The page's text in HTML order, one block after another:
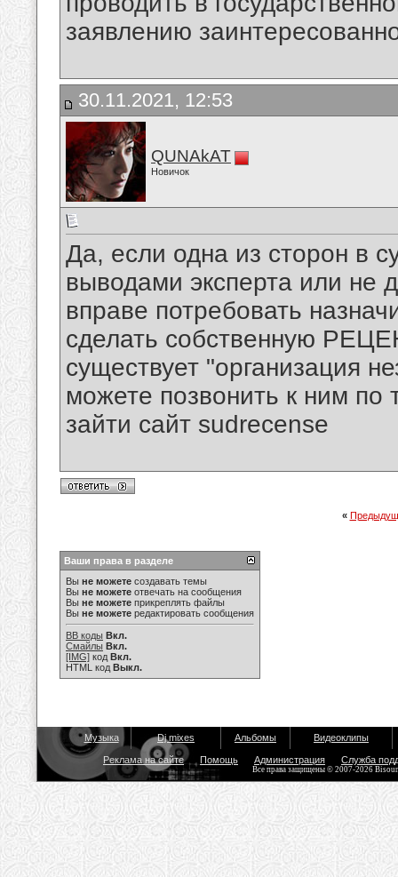
заявлению
30.11.2021, 12:53
QUNAkAT
Новичок
Да, если одна из сторон в
выводами эксперта или не
вправе потребовать
сделать собственную
существует "организация
можете позвонить к ним
зайти сайт sudrecense
«
Ваши права в разделе
Вы не можете создавать темы
Вы не можете отвечать на сообщения
Вы не можете прикреплять файлы
Вы не можете редактировать сообщения
BB коды Вкл.
Смайлы Вкл.
[IMG] код Вкл.
HTML код Выкл.
Музыка Dj mixes Альбомы Видеоклипы
Реклама на сайте Помощь Администрация Служба
Все права защищены © 2007-2026